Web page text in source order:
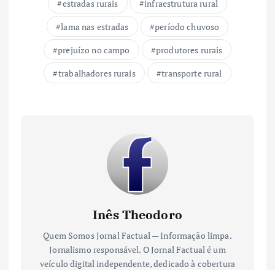
estradas rurais
infraestrutura rural
lama nas estradas
período chuvoso
prejuízo no campo
produtores rurais
trabalhadores rurais
transporte rural
Inês Theodoro
Quem Somos Jornal Factual — Informação limpa.
Jornalismo responsável. O Jornal Factual é um
veículo digital independente, dedicado à cobertura